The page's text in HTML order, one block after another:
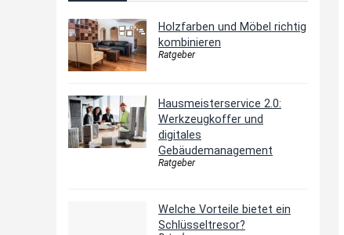
Holzfarben und Möbel richtig
kombinieren
Ratgeber
Hausmeisterservice 2.0:
Werkzeugkoffer und
digitales
Gebäudemanagement
Ratgeber
Welche Vorteile bietet ein
Schlüsseltresor?